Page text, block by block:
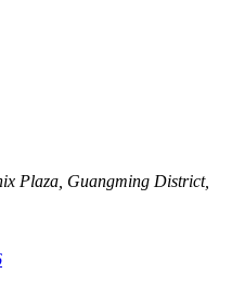
Plaza, Guangming District,